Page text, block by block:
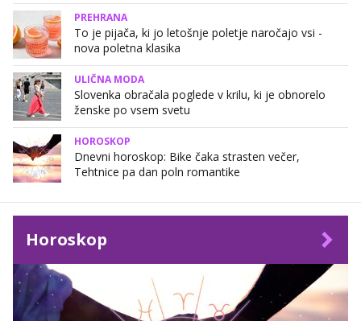
PREHRANA
To je pijača, ki jo letošnje poletje naročajo vsi -
nova poletna klasika
ULIČNA MODA
Slovenka obračala poglede v krilu, ki je obnorelo
ženske po vsem svetu
HOROSKOP
Dnevni horoskop: Bike čaka strasten večer,
Tehtnice pa dan poln romantike
Horoskop